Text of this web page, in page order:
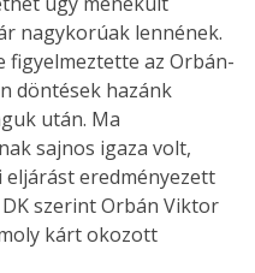
nagykorúak lennének.
figyelmeztette az Orbán-
döntések hazánk
után. Ma
sajnos igaza volt,
eredményezett
szerint Orbán Viktor
kárt okozott